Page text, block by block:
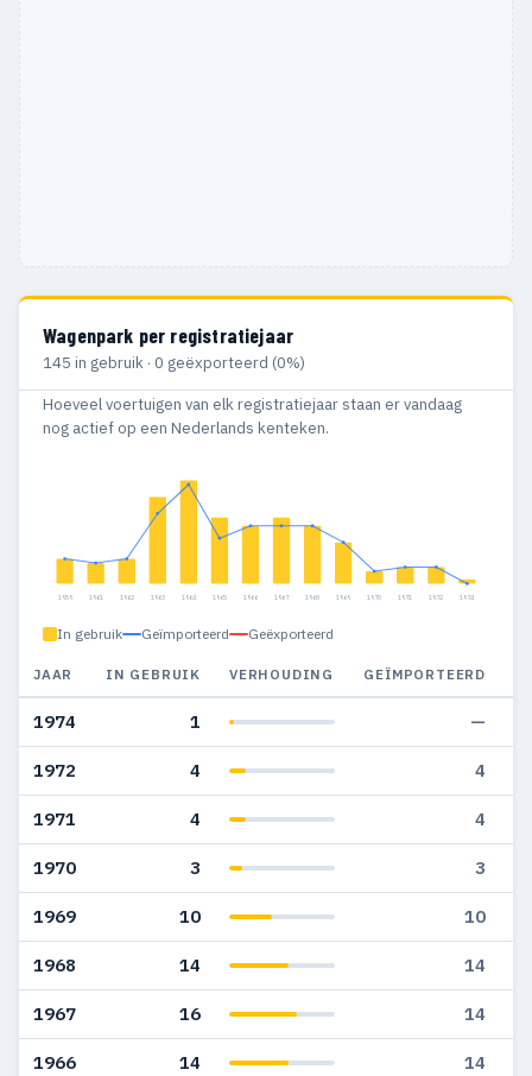
Wagenpark per registratiejaar
145 in gebruik · 0 geëxporteerd (0%)
Hoeveel voertuigen van elk registratiejaar staan er vandaag
nog actief op een Nederlands kenteken.
1959 1961 1962 1963 1964 1965 1966 1967 1968 1969 1970 1971 1972 1974
In gebruik Geïmporteerd Geëxporteerd
JAAR IN GEBRUIK VERHOUDING GEÏMPORTEERD
1974 1 —
1972 4 4
1971 4 4
1970 3 3
1969 10 10
1968 14 14
1967 16 14
1966 14 14